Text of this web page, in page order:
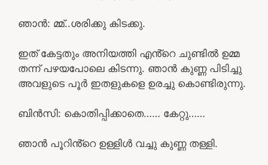
ഞാൻ: മ്മ്..ശരിക്കു കിടക്കു.
ഇത് കേട്ടതും അനിയത്തി എൻ്റെ ചുണ്ടിൽ ഉമ്മ
തന്ന് പഴയപോലെ കിടന്നു. ഞാൻ കുണ്ണ പിടിച്ചു
അവളുടെ പൂർ ഇതളുകളെ ഉരച്ചു കൊണ്ടിരുന്നു.
ബിൻസി: കൊതിപ്പിക്കാതെ…… കേറ്റു……
ഞാൻ പൂറിൻ്റെ ഉള്ളിൾ വച്ചു കുണ്ണ തള്ളി.